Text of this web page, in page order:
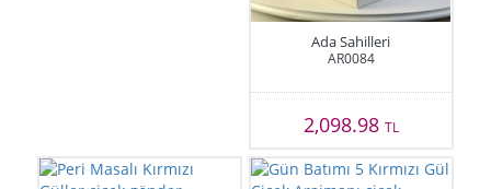
Ada Sahilleri
AR0084
2,098.98 TL